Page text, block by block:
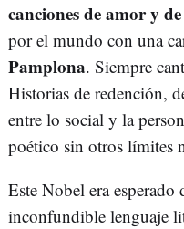
canciones de amor y
por el mundo con una
Pamplona. Siempre
Historias de redención,
entre lo social y la
poético sin otros límites
Este Nobel era esperado
inconfundible lenguaje